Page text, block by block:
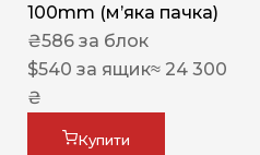
100mm (м’яка пачка)
₴586 за блок
$540 за ящик≈ 24 300
₴
Купити